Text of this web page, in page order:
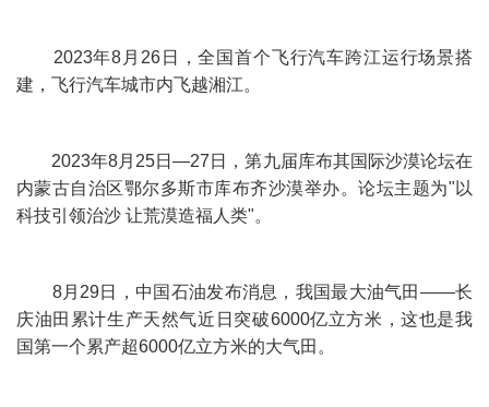
2023年8月26日，全国首个飞行汽车跨江运行场景搭
建，飞行汽车城市内飞越湘江。
2023年8月25日—27日，第九届库布其国际沙漠论坛在
内蒙古自治区鄂尔多斯市库布齐沙漠举办。论坛主题为"以
科技引领治沙 让荒漠造福人类"。
8月29日，中国石油发布消息，我国最大油气田——长
庆油田累计生产天然气近日突破6000亿立方米，这也是我
国第一个累产超6000亿立方米的大气田。